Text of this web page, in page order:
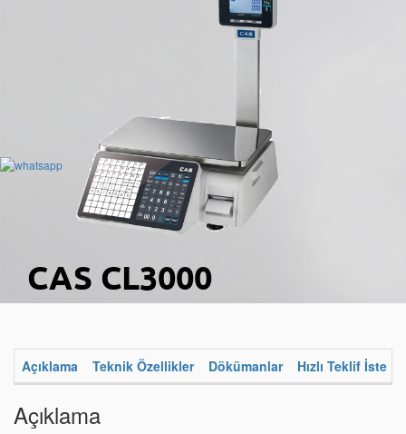
CAS CL3000
10.000 PLU ve 1.000 içerik ile yüksek hafıza kapasitesi
Hızlı Teklif İste
Açıklama Teknik Özellikler Dökümanlar Hızlı Teklif İste
Açıklama